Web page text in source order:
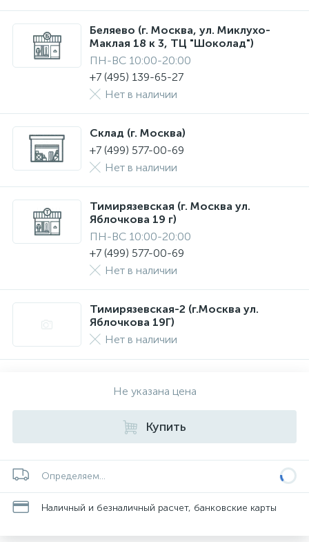
Беляево (г. Москва, ул. Миклухо-
Маклая 18 к 3, ТЦ "Шоколад")
ПН-ВС 10:00-20:00
+7 (495) 139-65-27
Нет в наличии
Склад (г. Москва)
+7 (499) 577-00-69
Нет в наличии
Тимирязевская (г. Москва ул.
Яблочкова 19 г)
ПН-ВС 10:00-20:00
+7 (499) 577-00-69
Нет в наличии
Тимирязевская-2 (г.Москва ул.
Яблочкова 19Г)
Нет в наличии
Не указана цена
Купить
Определяем...
Наличный и безналичный расчет, банковские карты